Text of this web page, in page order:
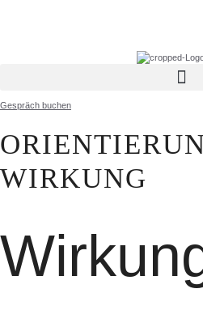
Gespräch buchen
WIRKUNG